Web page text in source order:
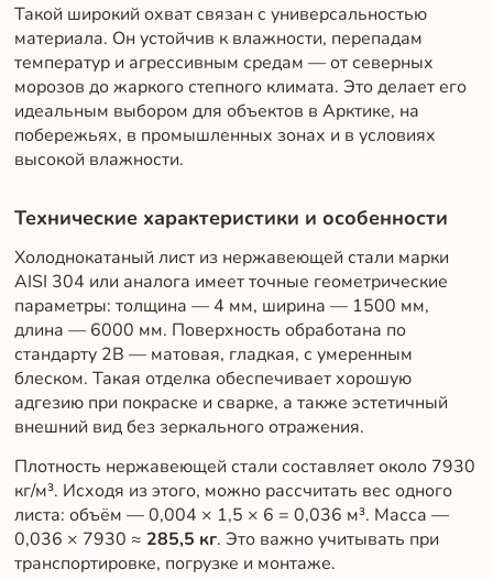
Такой широкий охват связан с универсальностью
материала. Он устойчив к влажности, перепадам
температур и агрессивным средам — от северных
морозов до жаркого степного климата. Это делает его
идеальным выбором для объектов в Арктике, на
побережьях, в промышленных зонах и в условиях
высокой влажности.
Технические характеристики и особенности
Холоднокатаный лист из нержавеющей стали марки
AISI 304 или аналога имеет точные геометрические
параметры: толщина — 4 мм, ширина — 1500 мм,
длина — 6000 мм. Поверхность обработана по
стандарту 2B — матовая, гладкая, с умеренным
блеском. Такая отделка обеспечивает хорошую
адгезию при покраске и сварке, а также эстетичный
внешний вид без зеркального отражения.
Плотность нержавеющей стали составляет около 7930
кг/м³. Исходя из этого, можно рассчитать вес одного
листа: объём — 0,004 × 1,5 × 6 = 0,036 м³. Масса —
0,036 × 7930 ≈ 285,5 кг. Это важно учитывать при
транспортировке, погрузке и монтаже.